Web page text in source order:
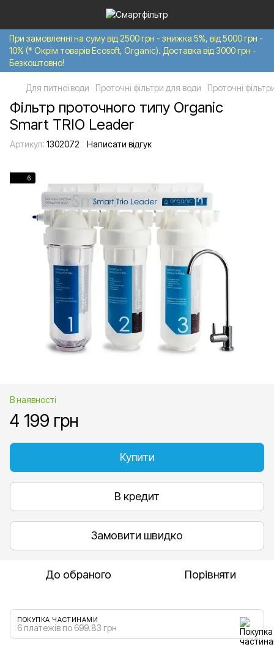
При замовленні на суму від 2500 грн - знижка 5%, від 5000 грн -
10% (* Окрім товарів Ecosoft, Organic). Доставка від 3000 грн -
Безкоштовно!
Для питної води Проточні фільтри для води Проточні
Фільтр проточного типу Organic
Smart TRIO Leader
Артикул: 1302072 Написати відгук
6
В наявності
4 199 грн
Купити
В кредит
Замовити швидко
До обраного Порівняти
ПОКУПКА ЧАСТИНАМИ
6 платежів по 699.83 грн